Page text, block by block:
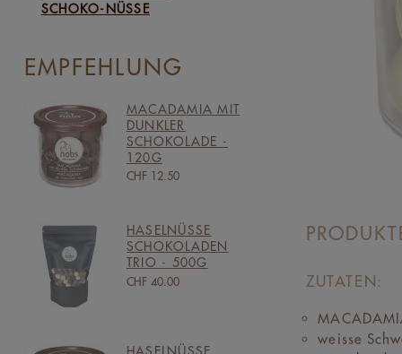
SCHOKO-NÜSSE
EMPFEHLUNG
MACADAMIA MIT
DUNKLER
SCHOKOLADE -
120G
CHF 12.50
HASELNÜSSE
SCHOKOLADEN
TRIO - 500G
CHF 40.00 ZUTATEN:
weisse